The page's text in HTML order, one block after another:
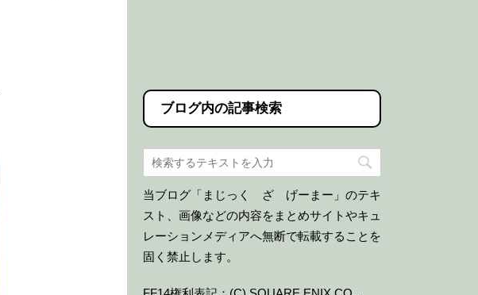
ブログ内の記事検索
当ブログ「まじっく ざ げーまー」のテキ
スト、画像などの内容をまとめサイトやキュ
レーションメディアへ無断で転載することを
固く禁止します。